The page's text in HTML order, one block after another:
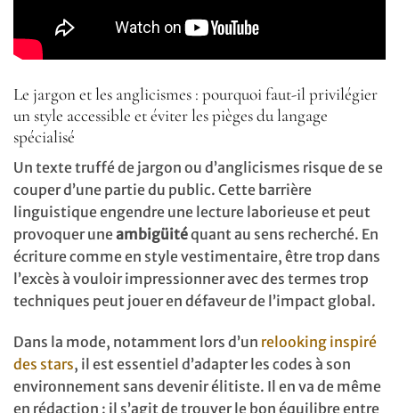
Le jargon et les anglicismes : pourquoi faut-il privilégier
un style accessible et éviter les pièges du langage
spécialisé
Un texte truffé de jargon ou d’anglicismes risque de se
couper d’une partie du public. Cette barrière
linguistique engendre une lecture laborieuse et peut
provoquer uneambigüitéquant au sens recherché. En
écriture comme en style vestimentaire, être trop dans
l’excès à vouloir impressionner avec des termes trop
techniques peut jouer en défaveur de l’impact global.
Dans la mode, notamment lors d’un relooking inspiré
des stars, il est essentiel d’adapter les codes à son
environnement sans devenir élitiste. Il en va de même
en rédaction : il s’agit de trouver le bon équilibre entre